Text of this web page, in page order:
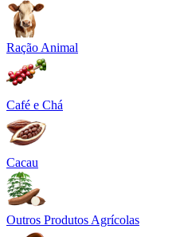
Ração Animal
Café e Chá
Cacau
Outros Produtos Agrícolas